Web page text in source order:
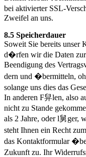
bei aktivierter SSL-
Zweifel an uns.
8.5 Speicherdauer
Soweit Sie bereits unser
d�rfen wir die Daten
Beendigung des
dern und �bermitteln,
solange uns dies das
In anderen F舁len, also
nicht zu Stande
als 2 Jahre, oder l舅ger,
steht Ihnen ein Recht
das Kontaktformular
Zukunft zu. Ihr